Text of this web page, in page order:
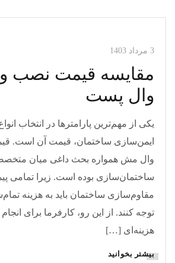
مقالات وال مش مقالات وال پست
3 مرداد 1403
مقایسه قیمت نصب
وال پست
یکی از مهم‌ترین پارامترها در انتخاب
ایمن‌سازی ساختمان، قیمت آن است.
وال مش همواره بحث داغی میان
ساختمان‌سازی بوده است. زیرا تمامی
مقاوم‌سازی ساختمان باید به هزینه
توجه کنند. از این رو، کارفرما برای
هزینه‌ای […]
بیشتر بخوانید